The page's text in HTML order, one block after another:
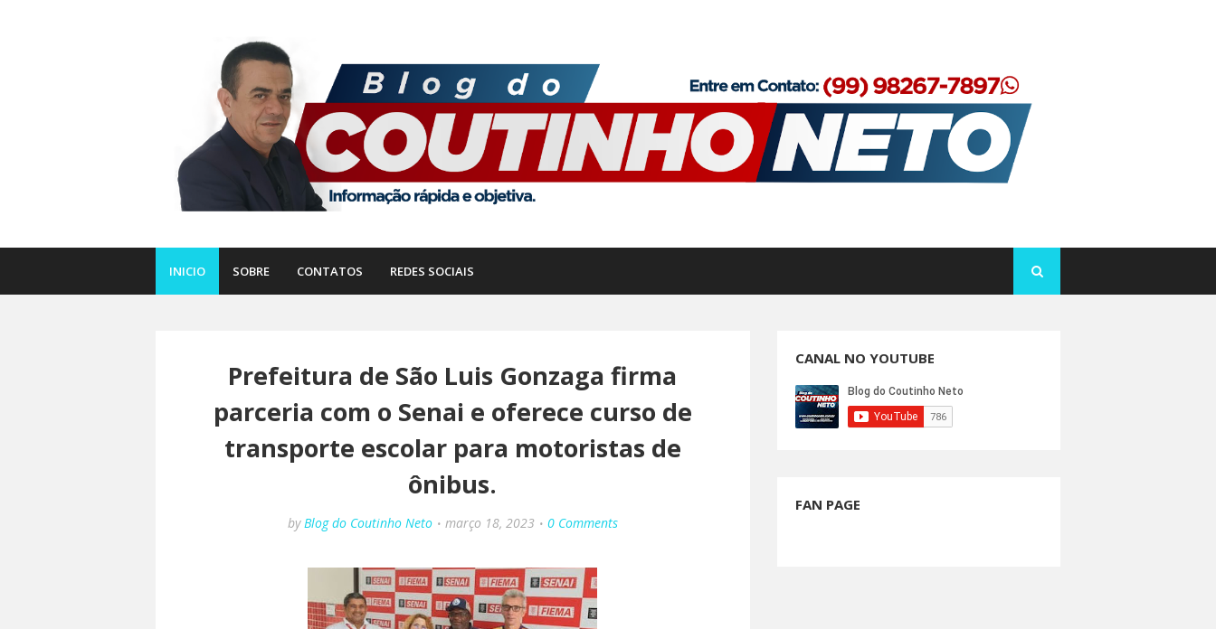
INICIO SOBRE CONTATOS REDES SOCIAIS
Prefeitura de São Luis Gonzaga firma
parceria com o Senai e oferece curso de
transporte escolar para motoristas de
ônibus.
by Blog do Coutinho Neto março 18, 2023 0 Comments
CANAL NO YOUTUBE
FAN PAGE